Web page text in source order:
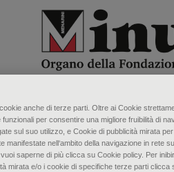
anche di terze parti. Oltre ai Cookie
funzionali per consentire una migliore fruibilità di
sul suo utilizzo, e Cookie di pubblicità mirata
manifestate nell‘ambito della navigazione in rete
saperne di più clicca su Cookie policy. Per
mirata e/o i cookie di specifiche terze parti